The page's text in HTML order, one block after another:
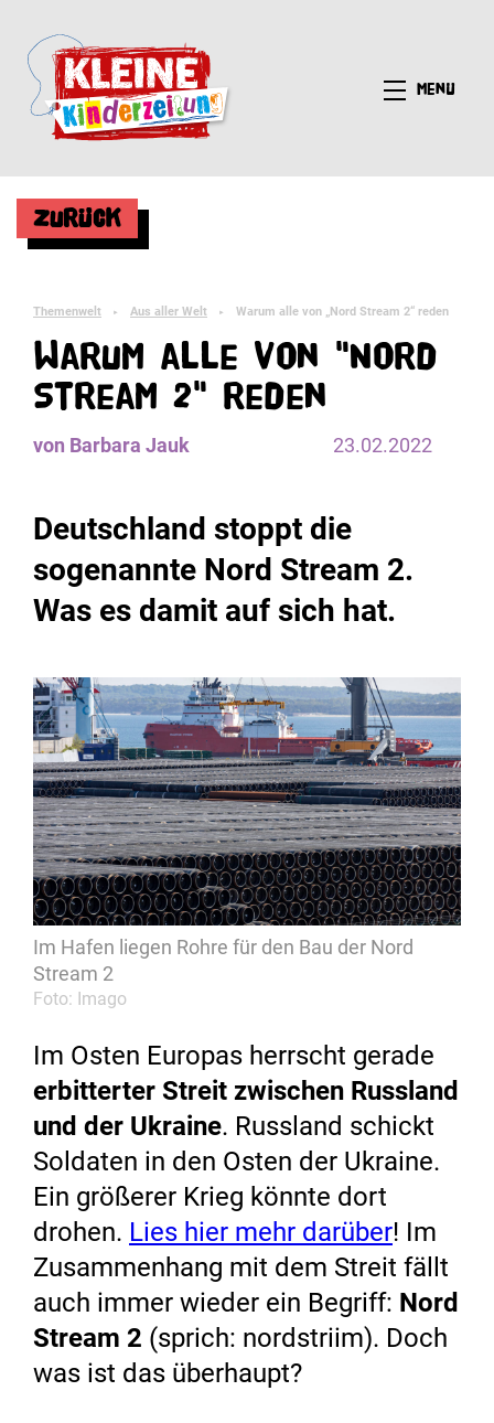
Menü
Zurück
Themenwelt ► Aus aller Welt ► Warum alle von „Nord Stream 2“ reden
Warum alle von "Nord
Stream 2" reden
von Barbara Jauk 23.02.2022
Deutschland stoppt die
sogenannte Nord Stream 2.
Was es damit auf sich hat.
Im Hafen liegen Rohre für den Bau der Nord
Stream 2
Foto: Imago
Im Osten Europas herrscht gerade
erbitterter Streit zwischen Russland
und der Ukraine. Russland schickt
Soldaten in den Osten der Ukraine.
Ein größerer Krieg könnte dort
drohen. Lies hier mehr darüber! Im
Zusammenhang mit dem Streit fällt
auch immer wieder ein Begriff: Nord
Stream 2 (sprich: nordstriim). Doch
was ist das überhaupt?